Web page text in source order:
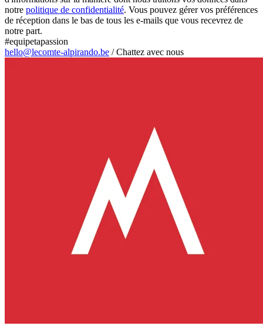
notre politique de confidentialité. Vous pouvez gérer vos préférences
de réception dans le bas de tous les e-mails que vous recevrez de
notre part.
#equipetapassion
hello@lecomte-alpirando.be /Chattez avec nous